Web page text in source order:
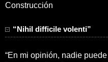
Construcción
“Nihil difficile volenti”
“En mi opinión, nadie